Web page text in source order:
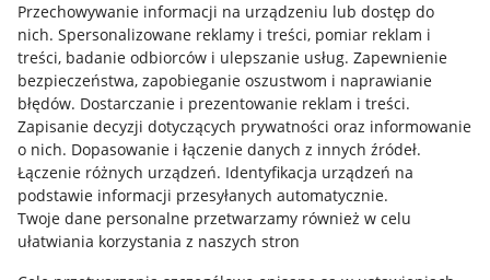
Przechowywanie informacji na urządzeniu lub dostęp do
nich. Spersonalizowane reklamy i treści, pomiar reklam i
treści, badanie odbiorców i ulepszanie usług. Zapewnienie
bezpieczeństwa, zapobieganie oszustwom i naprawianie
błędów. Dostarczanie i prezentowanie reklam i treści.
Zapisanie decyzji dotyczących prywatności oraz informowanie
o nich. Dopasowanie i łączenie danych z innych źródeł.
Łączenie różnych urządzeń. Identyfikacja urządzeń na
podstawie informacji przesyłanych automatycznie.
Twoje dane personalne przetwarzamy również w celu
ułatwiania korzystania z naszych stron
Allegro Gadane dla kupujących
Mapa miejscowości
Informacje prawne
Regulamin
Polityka plików "cookies"
Ustawienia plików "cookies"